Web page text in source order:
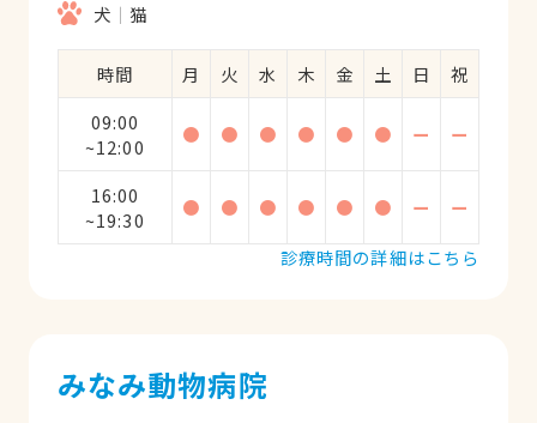
犬
猫
時間 月 火 水 木 金 土 日
祝
09:00
~12:00
● ● ● ● ● ● ー ー
16:00
~19:30
● ● ● ● ● ● ー
ー
診療時間の詳細はこちら
みなみ動物病院